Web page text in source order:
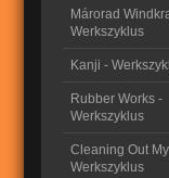
Márorad
Werkszyklus
Kanji -
Rubber Works -
Werkszyklus
Cleaning Out
Werkszyklus